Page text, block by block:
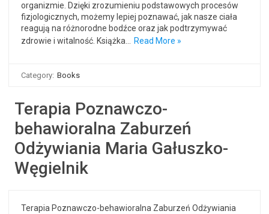
organizmie. Dzięki zrozumieniu podstawowych procesów
fizjologicznych, możemy lepiej poznawać, jak nasze ciała
reagują na różnorodne bodźce oraz jak podtrzymywać
zdrowie i witalność. Książka…
Read More »
Category: Books
Terapia Poznawczo-
behawioralna Zaburzeń
Odżywiania Maria Gałuszko-
Węgielnik
Terapia Poznawczo-behawioralna Zaburzeń Odżywiania